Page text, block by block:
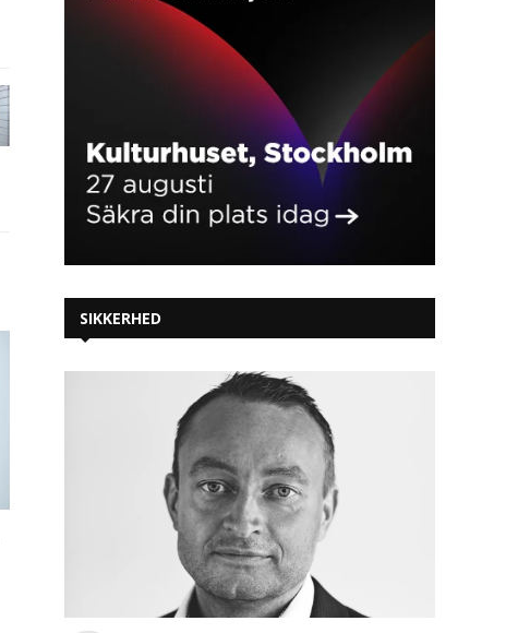
Store kommunale forskelle: I
denne kommune smider
danskerne flest smartphones ud
juli 17, 2026
SIKKERHED